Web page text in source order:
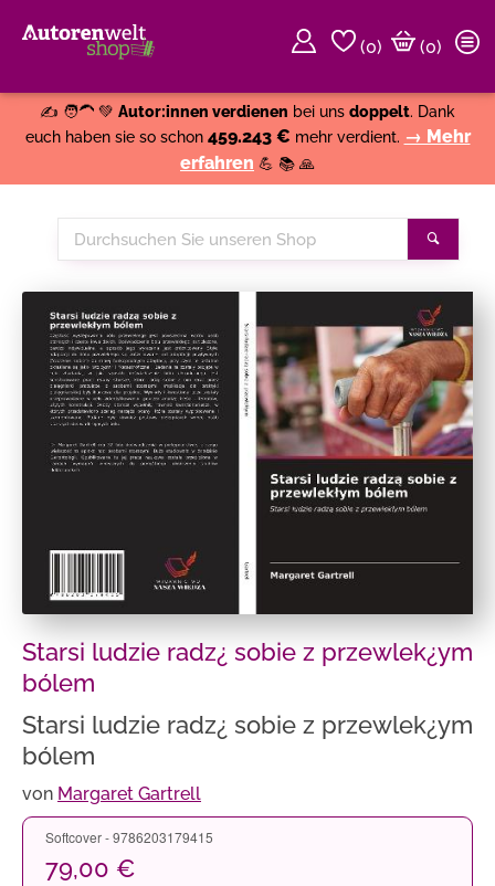
(0)
(0)
✍️ 🧑‍🦱 💚 Autor:innen verdienen bei uns doppelt. Dank
euch haben sie so schon 459.243 € mehr verdient. → Mehr
erfahren 💪 📚 🙏
Durchsuchen
Sie
Shop
Starsi ludzie radz¿ sobie z przewlek¿ym
bólem
Starsi ludzie radz¿ sobie z przewlek¿ym
bólem
von Margaret Gartrell
Softcover - 9786203179415
79,00 €